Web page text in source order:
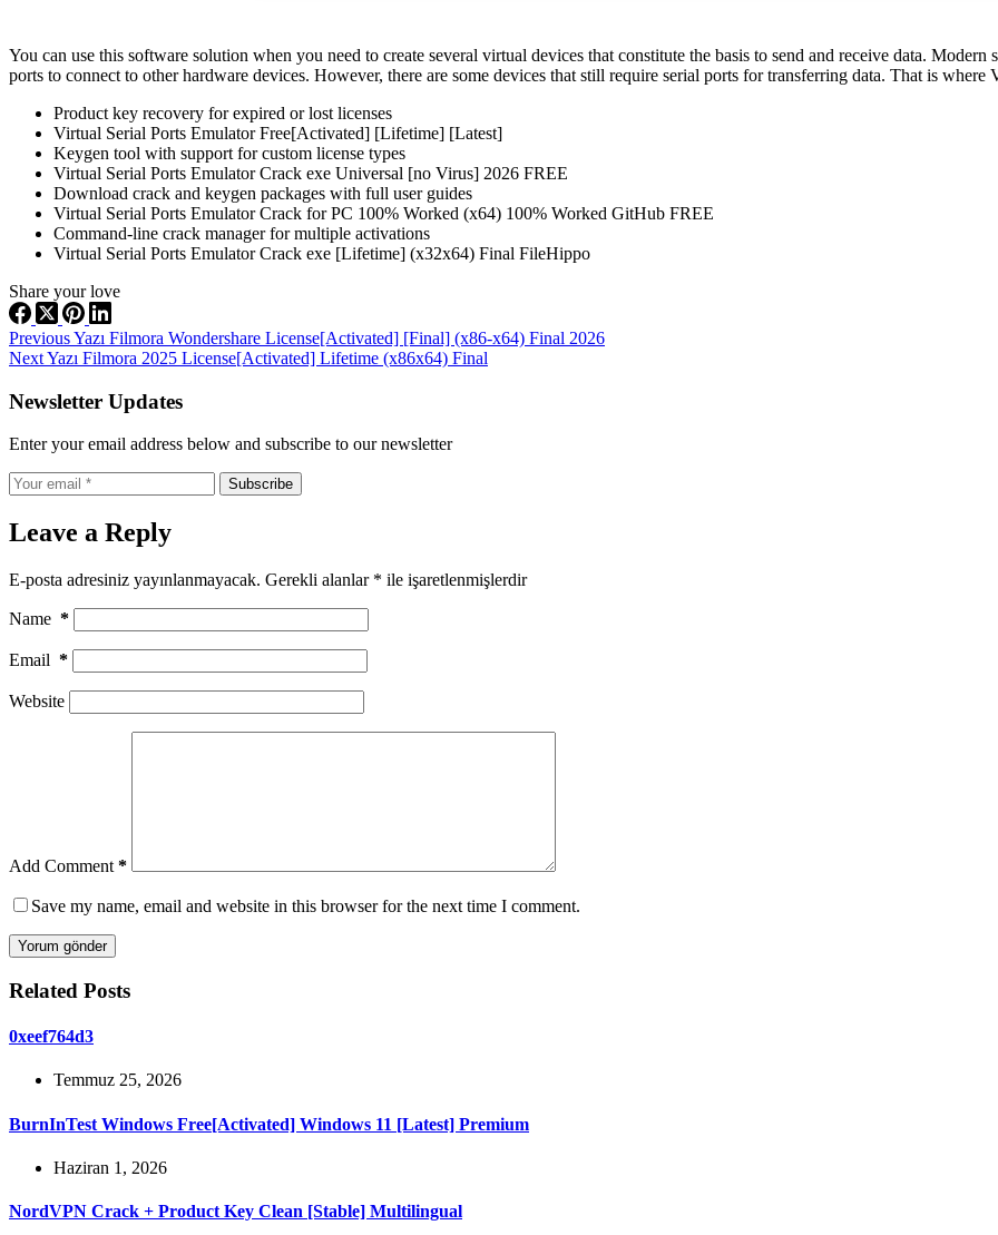
You can use this software solution when you need to create several virtual devices that constitute the basis to send and receive data.
ports to connect to other hardware devices. However, there are some devices that still require serial ports for transferring data. That is
Product key recovery for expired or lost licenses
Virtual Serial Ports Emulator Free[Activated] [Lifetime] [Latest]
Keygen tool with support for custom license types
Virtual Serial Ports Emulator Crack exe Universal [no Virus] 2026 FREE
Download crack and keygen packages with full user guides
Virtual Serial Ports Emulator Crack for PC 100% Worked (x64) 100% Worked GitHub FREE
Command-line crack manager for multiple activations
Virtual Serial Ports Emulator Crack exe [Lifetime] (x32x64) Final FileHippo
Share your love
PreviousYazı Filmora Wondershare License[Activated] [Final] (x86-x64) Final 2026
NextYazı Filmora 2025 License[Activated] Lifetime (x86x64) Final
Newsletter Updates
Enter your email address below and subscribe to our newsletter
Subscribe
Leave a Reply
E-posta adresiniz yayınlanmayacak. Gerekli alanlar * ile işaretlenmişlerdir
Name *
Email *
Website
Add Comment *
Save my name, email and website in this browser for the next time I comment.
Yorum gönder
Related Posts
0xeef764d3
Temmuz 25, 2026
BurnInTest Windows Free[Activated] Windows 11 [Latest] Premium
Haziran 1, 2026
NordVPN Crack + Product Key Clean [Stable] Multilingual